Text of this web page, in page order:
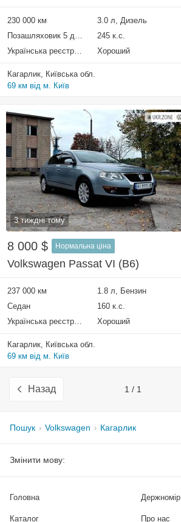
230 000 км 3.0 л, Дизель
Позашляховик 5 дверей
245 к.с.
Українська реєстрація
Хороший
Кагарлик, Київська обл.
69 км від м. Київ
3 тиждні тому
8 000 $ Нормальна ціна
Volkswagen Passat VI (B6)
237 000 км 1.8 л, Бензин
Седан
160 к.с.
Українська реєстрація
Хороший
Кагарлик, Київська обл.
69 км від м. Київ
Назад 1 / 1
Пошук Volkswagen Кагарлик
Змінити мову:
Головна
Каталог
Держномір
Про нас